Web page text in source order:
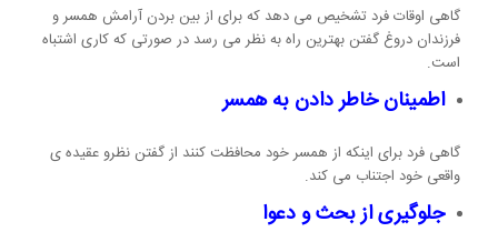
گاهی اوقات فرد تشخیص می دهد که برای از بین بردن آرامش همسر و
فرزندان دروغ گفتن بهترین راه به نظر می رسد در صورتی که کاری اشتباه
است.
اطمینان خاطر دادن به همسر
گاهی فرد برای اینکه از همسر خود محافظت کنند از گفتن نظرو عقیده ی
واقعی خود اجتناب می کند.
جلوگیری از بحث و دعوا